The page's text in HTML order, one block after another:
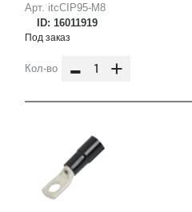
Арт. itcCIP95-M8
ID: 16011919
Под заказ
Кол-во - +